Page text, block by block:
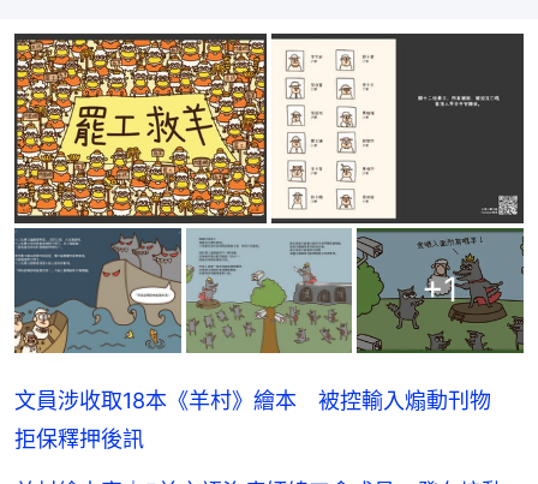
+1
文員涉收取18本《羊村》繪本 被控輸入煽動刊物
拒保釋押後訊